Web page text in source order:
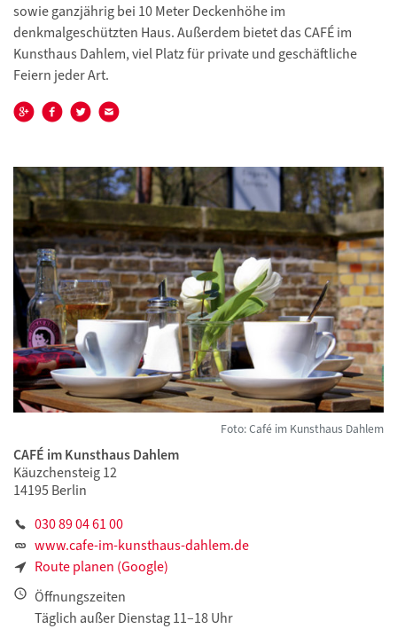
sowie ganzjährig bei 10 Meter Deckenhöhe im
denkmalgeschützten Haus. Außerdem bietet das CAFÉ im
Kunsthaus Dahlem, viel Platz für private und geschäftliche
Feiern jeder Art.
Foto: Café im Kunsthaus Dahlem
CAFÉ im Kunsthaus Dahlem
Käuzchensteig 12
14195 Berlin
030 89 04 61 00
www.cafe-im-kunsthaus-dahlem.de
Route planen (Google)
Öffnungszeiten
Täglich außer Dienstag 11–18 Uhr